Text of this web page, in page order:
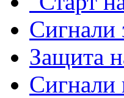
Сигнали
Защита